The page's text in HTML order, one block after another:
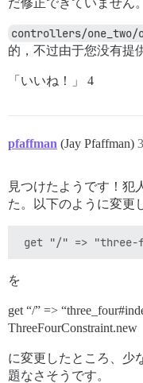
controllers/one_two/
的，不过由于您没有提
「いいね！」 4
pfaffman (Jay Pfaffman)
見つけたようです！犯
た。以下のように変更
を
get “/” =>
ThreeFourConstraint.new
に変更したところ、少
題なさそうです。